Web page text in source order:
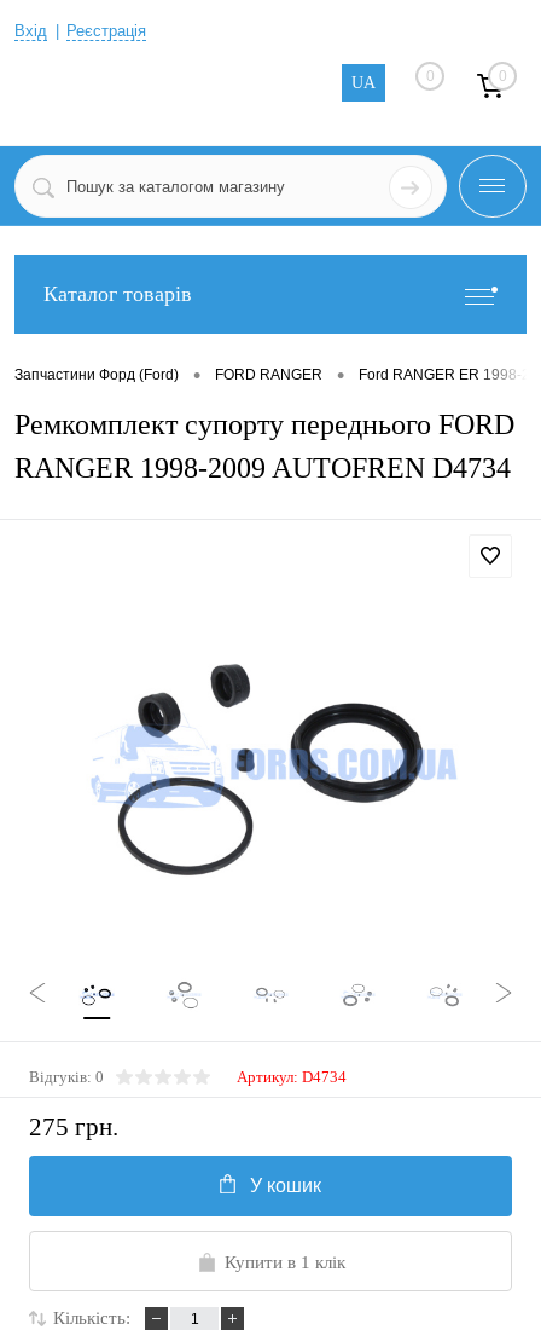
Вхід Реєстрація
UA 0 0
Каталог товарів
Запчастини Форд (Ford) • FORD RANGER • Ford RANGER ER 1998-
Ремкомплект супорту переднього FORD
RANGER 1998-2009 AUTOFREN D4734
Відгуків: 0 Артикул: D4734
275 грн.
У кошик
Купити в 1 клік
Кількість: